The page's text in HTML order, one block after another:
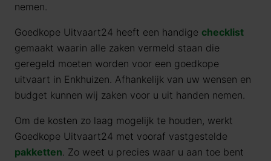
nemen.
Goedkope Uitvaart24 heeft een handige checklist
gemaakt waarin alle zaken vermeld staan die
geregeld moeten worden voor een goedkope
uitvaart in Enkhuizen. Afhankelijk van uw wensen en
budget kunnen wij zaken voor u uit handen nemen.
Om de kosten zo laag mogelijk te houden, werkt
Goedkope Uitvaart24 met vooraf vastgestelde
pakketten. Zo weet u precies waar u aan toe bent